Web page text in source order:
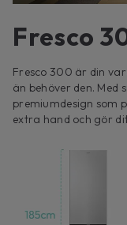
Fresco
Fresco 300 är din
än behöver den. Med
premiumdesign som
extra hand och gör